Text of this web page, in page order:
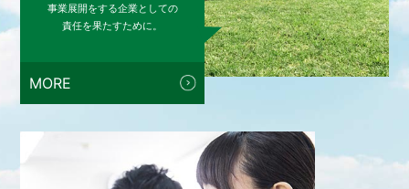
事業展開をする企業としての
責任を果たすために。
MORE